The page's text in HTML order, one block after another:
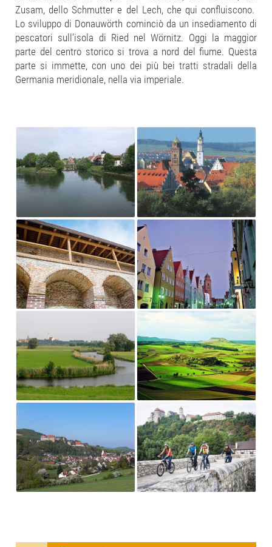
Zusam, dello Schmutter e del Lech, che qui confluiscono.
Lo sviluppo di Donauwörth cominciò da un insediamento di
pescatori sull’isola di Ried nel Wörnitz. Oggi la maggior
parte del centro storico si trova a nord del fiume. Questa
parte si immette, con uno dei più bei tratti stradali della
Germania meridionale, nella via imperiale.